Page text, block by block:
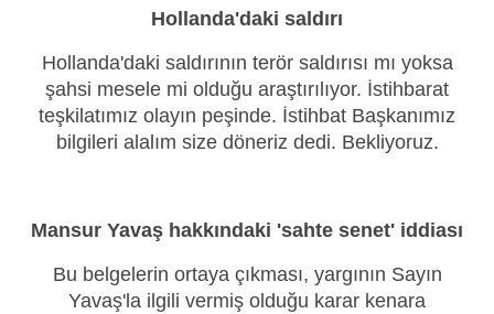
Hollanda'daki saldırı
Hollanda'daki saldırının terör saldırısı mı yoksa
şahsi mesele mi olduğu araştırılıyor. İstihbarat
teşkilatımız olayın peşinde. İstihbat Başkanımız
bilgileri alalım size döneriz dedi. Bekliyoruz.
Mansur Yavaş hakkındaki 'sahte senet' iddiası
Bu belgelerin ortaya çıkması, yargının Sayın
Yavaş'la ilgili vermiş olduğu karar kenara